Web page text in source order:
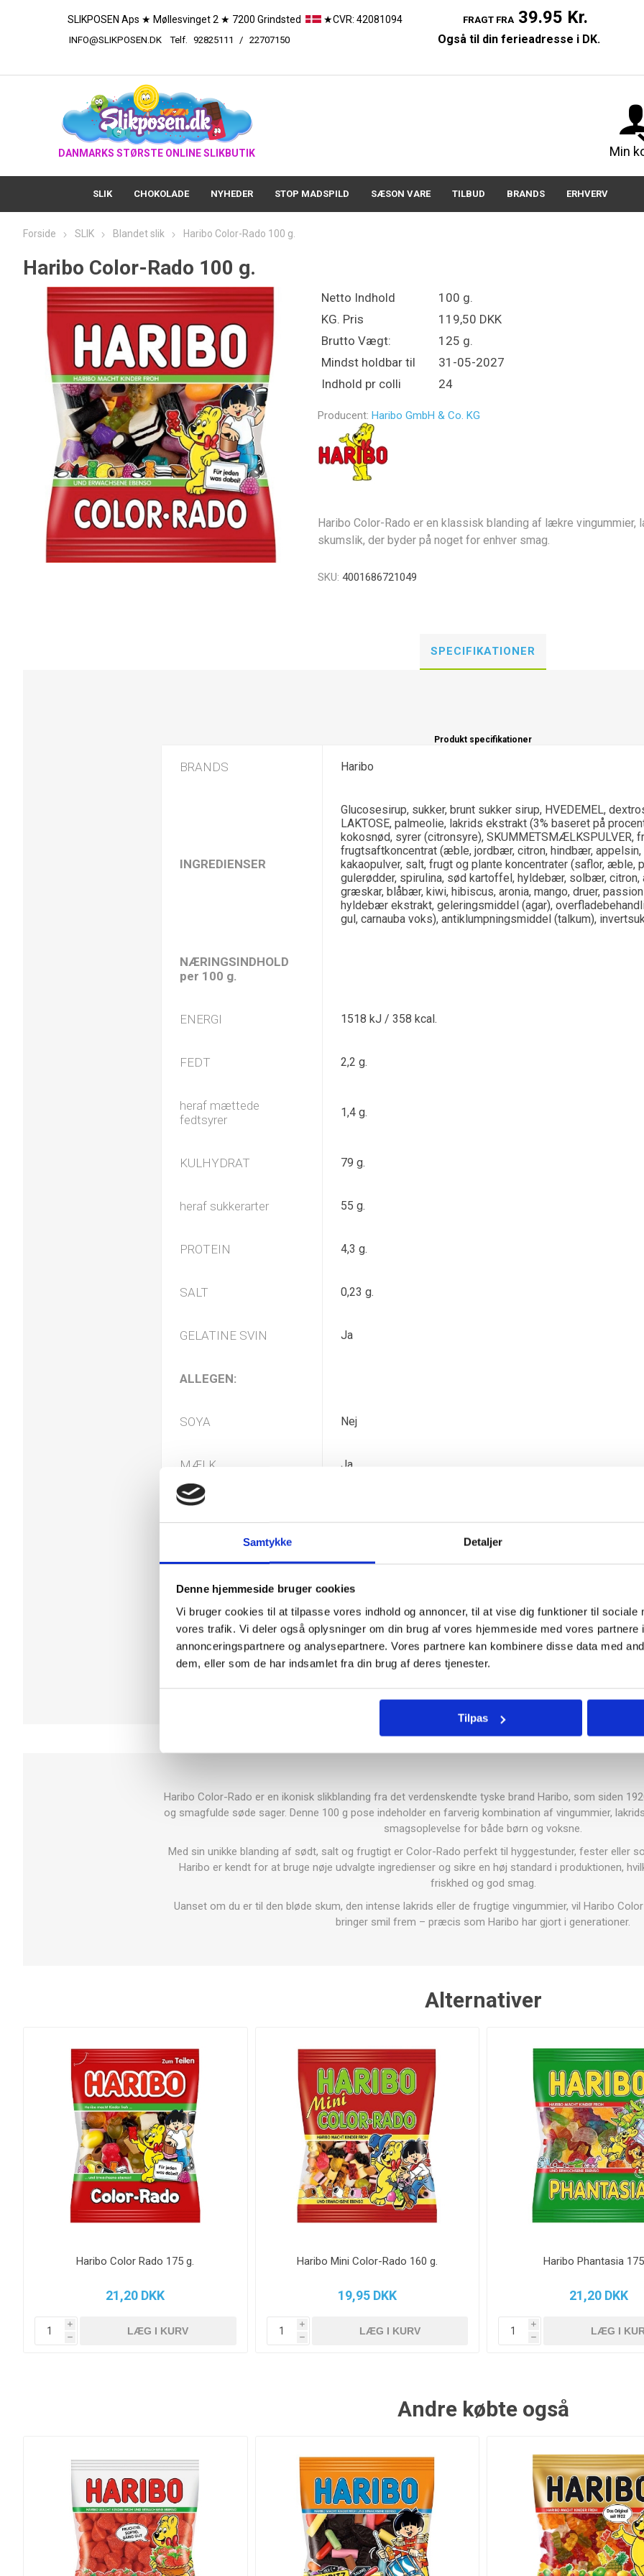
Samtykke Detaljer
Denne hjemmeside bruger cookies
Vi bruger cookies til at tilpasse vores indhold og annoncer, til at vise dig funktioner til sociale
vores trafik. Vi deler også oplysninger om din brug af vores hjemmeside med vores partnere
annonceringspartnere og analysepartnere. Vores partnere kan kombinere disse data med
dem, eller som de har indsamlet fra din brug af deres tjenester.
Tilpas
SLIKPOSEN Aps ★ Møllesvinget 2 ★ 7200 Grindsted ★CVR: 42081094 FRAGT FRA 39.95 Kr.
INFO@SLIKPOSEN.DK Telf. 92825111 / 22707150 Også til din ferieadresse i DK.
DANMARKS STØRSTE ONLINE SLIKBUTIK Min
SLIK CHOKOLADE NYHEDER STOP MADSPILD SÆSON VARE TILBUD BRANDS ERHVERV
Forside SLIK Blandet slik Haribo Color-Rado 100 g.
Haribo Color-Rado 100 g.
Netto Indhold
100 g.
KG. Pris
119,50 DKK
Brutto Vægt:
125 g.
Mindst holdbar til
31-05-2027
Indhold pr colli
24
Producent: Haribo GmbH & Co. KG
Haribo Color-Rado er en klassisk blanding af lækre vingummier,
skumslik, der byder på noget for enhver smag.
SKU: 4001686721049
SPECIFIKATIONER
Produkt specifikationer
BRANDS Haribo
INGREDIENSER
Glucosesirup, sukker, brunt sukker sirup, HVEDEMEL,
LAKTOSE, palmeolie, lakrids ekstrakt (3% baseret på
kokosnød, syrer (citronsyre), SKUMMETSMÆLKSPULVER,
frugtsaftkoncentrat (æble, jordbær, citron, hindbær, appelsin,
kakaopulver, salt, frugt og plante koncentrater (saflor, æble,
gulerødder, spirulina, sød kartoffel, hyldebær, solbær, citron,
græskar, blåbær, kiwi, hibiscus, aronia, mango, druer,
hyldebær ekstrakt, geleringsmiddel (agar),
gul, carnauba voks), antiklumpningsmiddel (talkum),
NÆRINGSINDHOLD
per 100 g.
ENERGI 1518 kJ / 358 kcal.
FEDT 2,2 g.
heraf mættede
fedtsyrer
1,4 g.
KULHYDRAT 79 g.
heraf sukkerarter 55 g.
PROTEIN 4,3 g.
SALT 0,23 g.
GELATINE SVIN Ja
ALLEGEN:
SOYA Nej
MÆLK Ja
GLUTEN
JORDNØDDER Nej
Tolkode 18069050
Haribo Color-Rado er en ikonisk slikblanding fra det verdenskendte tyske brand Haribo, som siden
og smagfulde søde sager. Denne 100 g pose indeholder en farverig kombination af vingummier,
smagsoplevelse for både børn og voksne.
Med sin unikke blanding af sødt, salt og frugtigt er Color-Rado perfekt til hyggestunder, fester eller
Haribo er kendt for at bruge nøje udvalgte ingredienser og sikre en høj standard i produktionen,
friskhed og god smag.
Uanset om du er til den bløde skum, den intense lakrids eller de frugtige vingummier, vil Haribo
bringer smil frem – præcis som Haribo har gjort i generationer.
Alternativer
Haribo Color Rado 175 g.
21,20 DKK
i
h
Haribo Mini Color-Rado 160 g.
19,95 DKK
i
h
Haribo Phantasia
21,20 DKK
i
h
Andre købte også